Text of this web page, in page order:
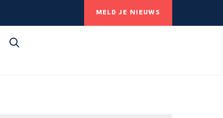
MELD JE NIEUWS